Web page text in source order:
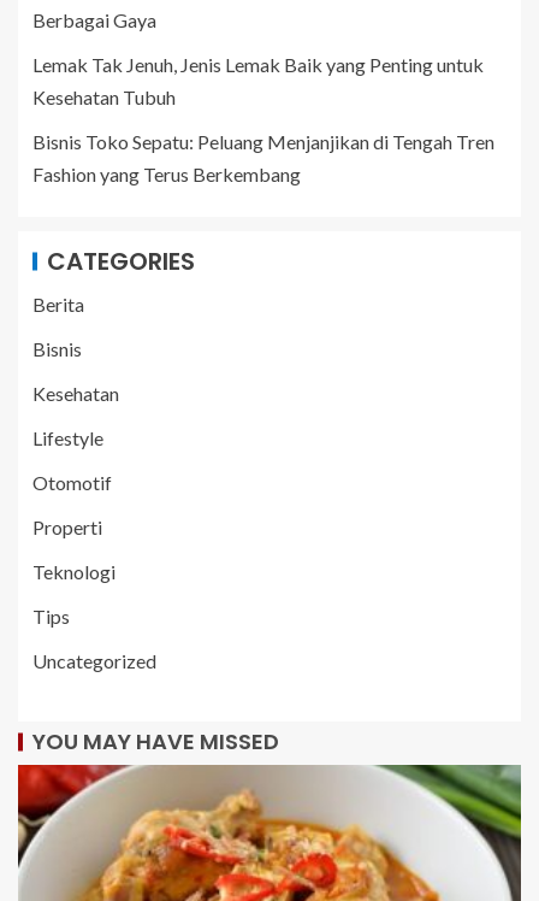
Berbagai Gaya
Lemak Tak Jenuh, Jenis Lemak Baik yang Penting untuk
Kesehatan Tubuh
Bisnis Toko Sepatu: Peluang Menjanjikan di Tengah Tren
Fashion yang Terus Berkembang
CATEGORIES
Berita
Bisnis
Kesehatan
Lifestyle
Otomotif
Properti
Teknologi
Tips
Uncategorized
YOU MAY HAVE MISSED